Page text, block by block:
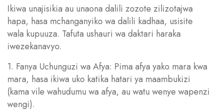
Ikiwa unajisikia au unaona dalili zozote zilizotajwa
hapa, hasa mchanganyiko wa dalili kadhaa, usisite
wala kupuuza. Tafuta ushauri wa daktari haraka
iwezekanavyo.
1. Fanya Uchunguzi wa Afya: Pima afya yako mara kwa
mara, hasa ikiwa uko katika hatari ya maambukizi
(kama vile wahudumu wa afya, au watu wenye wapenzi
wengi).